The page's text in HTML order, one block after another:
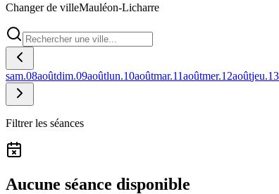
Changer de villeMauléon-Licharre
sam.08aoûtdim.09aoûtlun.10aoûtmar.11aoûtmer.12aoûtjeu.13
Filtrer les séances
Aucune séance disponible